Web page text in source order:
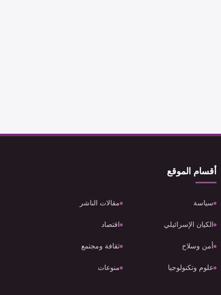
أقسام الموقع
سياسة مقالات الناشر
الكيان الإسرائيلي اقتصاد
أمن وسلاح ثقافة ومجتمع
علوم وتكنولوجيا منوعات